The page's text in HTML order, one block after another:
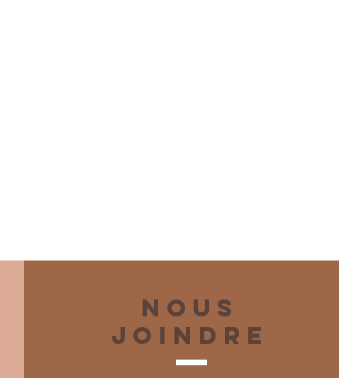
Nous
joindre